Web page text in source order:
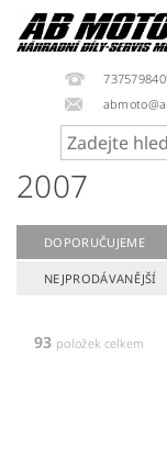
737579840
2007
DOPORUČUJEME
NEJPRODÁVANĚJŠÍ
93 položek celkem